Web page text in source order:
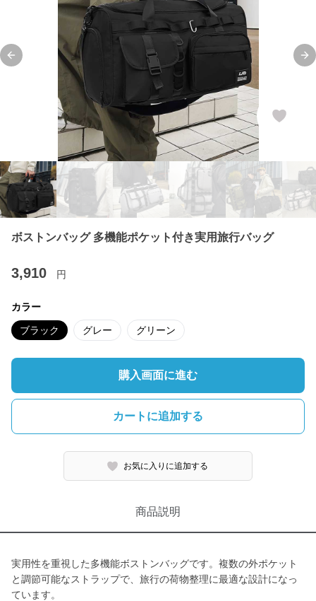
Previous slide
ボストンバッグ 多機能ポケット付き実用旅行バッグ
3,910 円
カラー
ブラック グレー グリーン
購入画面に進む
カートに追加する
お気に入りに追加する
商品説明
実用性を重視した多機能ボストンバッグです。複数の外ポケット
と調節可能なストラップで、旅行の荷物整理に最適な設計になっ
ています。